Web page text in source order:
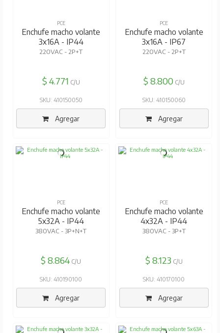
PCE
Enchufe macho volante
3x16A - IP44
220VAC - 2P+T
$ 4.771 C/U
SKU: 410150050
Agregar
PCE
Enchufe macho volante
3x16A - IP67
220VAC - 2P+T
$ 8.800C/U
SKU: 410150060
Agregar
PCE
Enchufe macho volante
5x32A - IP44
380VAC - 3P+N+T
$ 8.864 C/U
SKU: 410190100
Agregar
PCE
Enchufe macho volante
4x32A - IP44
380VAC - 3P+T
$ 8.123 C/U
SKU: 410170100
Agregar